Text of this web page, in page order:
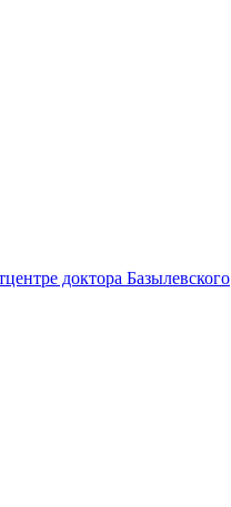
доктора Базылевского